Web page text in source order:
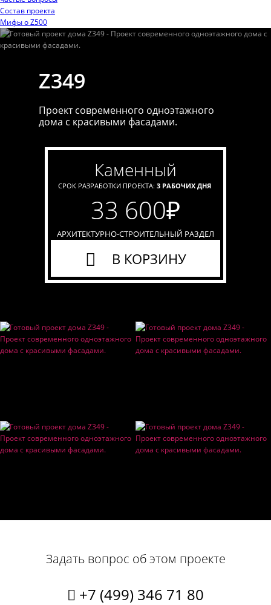
Состав проекта
Мифы o Z500
Z349
Проект современного одноэтажного
дома с красивыми фасадами.
каменный
СРОК РАЗРАБОТКИ ПРОЕКТА: 3 РАБОЧИХ ДНЯ
33 600₽
АРХИТЕКТУРНО-СТРОИТЕЛЬНЫЙ РАЗДЕЛ
В КОРЗИНУ
Задать вопрос об этом проекте
+7 (499) 346 71 80